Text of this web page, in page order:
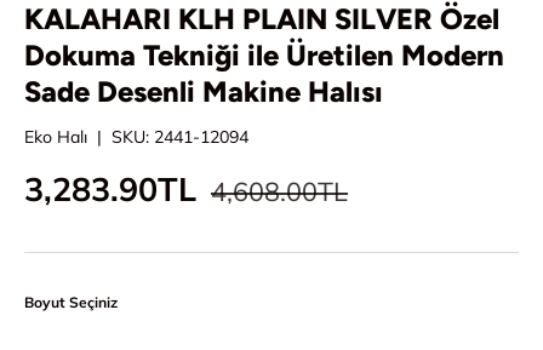
KALAHARI KLH PLAIN SILVER Özel
Dokuma Tekniği ile Üretilen Modern
Sade Desenli Makine Halısı
Eko Halı | SKU: 2441-12094
İndirimli fiyat
3,283.90TL Normal fiyat
4,608.00TL
Boyut Seçiniz